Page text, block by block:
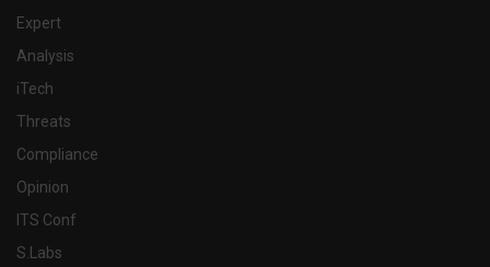
Expert
Analysis
iTech
Threats
Compliance
Opinion
ITS Conf
S.Labs